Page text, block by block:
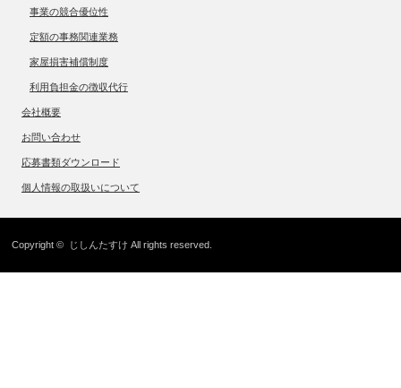
事業の競合優位性
定額の事務関連業務
家屋損害補償制度
利用負担金の徴収代行
会社概要
お問い合わせ
応募書類ダウンロード
個人情報の取扱いについて
Copyright © じしんたすけ All rights reserved.